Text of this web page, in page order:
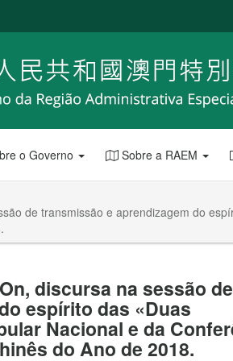
o Governo Sobre a RAEM
de transmissão e aprendizagem do
discursa na sessão de
espírito das «Duas
Nacional e da
do Ano de 2018.